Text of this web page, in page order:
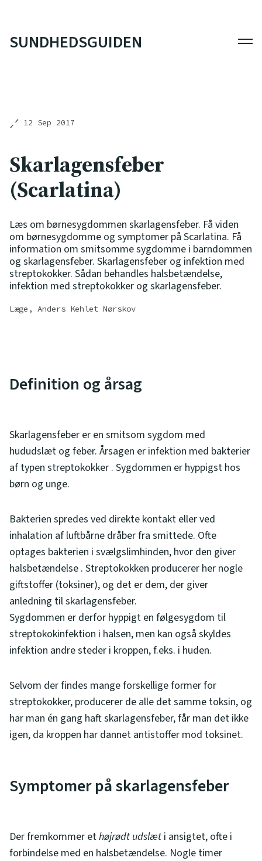
SUNDHEDSGUIDEN
12 Sep 2017
Skarlagensfeber
(Scarlatina)
Læs om børnesygdommen skarlagensfeber. Få viden
om børnesygdomme og symptomer på Scarlatina. Få
information om smitsomme sygdomme i barndommen
og skarlagensfeber. Skarlagensfeber og infektion med
streptokokker. Sådan behandles halsbetændelse,
infektion med streptokokker og skarlagensfeber.
Læge, Anders Kehlet Nørskov
Definition og årsag
Skarlagensfeber er en smitsom sygdom med
hududslæt og feber. Årsagen er infektion med bakterier
af typen streptokokker . Sygdommen er hyppigst hos
børn og unge.
Bakterien spredes ved direkte kontakt eller ved
inhalation af luftbårne dråber fra smittede. Ofte
optages bakterien i svælgslimhinden, hvor den giver
halsbetændelse . Streptokokken producerer her nogle
giftstoffer (toksiner), og det er dem, der giver
anledning til skarlagensfeber.
Sygdommen er derfor hyppigt en følgesygdom til
streptokokinfektion i halsen, men kan også skyldes
infektion andre steder i kroppen, f.eks. i huden.
Selvom der findes mange forskellige former for
streptokokker, producerer de alle det samme toksin, og
har man én gang haft skarlagensfeber, får man det ikke
igen, da kroppen har dannet antistoffer mod toksinet.
Symptomer på skarlagensfeber
Der fremkommer ethøjrødt udslæt i ansigtet, ofte i
forbindelse med en halsbetændelse. Nogle timer